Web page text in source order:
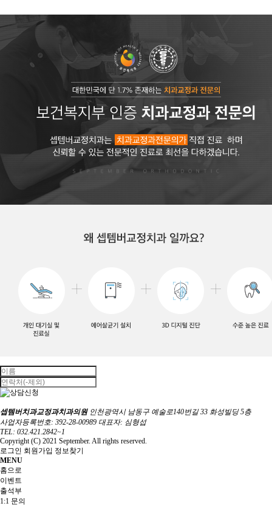
셉템버치과교정과치과의원인천광역시 남동구 예술로140번길 33 화성빌딩 5층
사업자등록번호: 392-28-00989 대표자: 심형섭
TEL: 032.421.2842~1
Copyright (C) 2021 September. All rights reserved.
로그인 회원가입 정보찾기
MENU
홈으로
이벤트
출석부
1:1 문의